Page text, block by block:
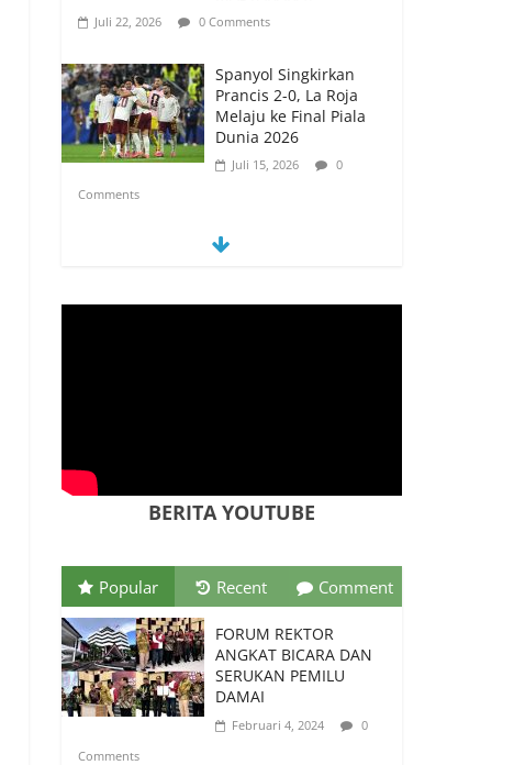
Juli 22, 2026 0 Comments
Spanyol Singkirkan
Prancis 2-0, La Roja
Melaju ke Final Piala
Dunia 2026
Juli 15, 2026
0
Comments
Spanyol vs Prancis,
Piala Dunia 2026
Digital
PSN Ngada Pesta Gol,
Libas MRC Bulukumba
5-0 di Laga Perdana 32
Besar Liga 4 Nasional
Juni 9, 2026
0
Comments
BERITA YOUTUBE
Popular Recent Comment
FORUM REKTOR
ANGKAT BICARA DAN
SERUKAN PEMILU
DAMAI
Februari 4, 2024
0
Comments